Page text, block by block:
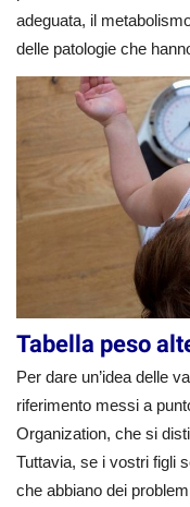
adeguata, il
delle patologie che
Tabella peso
Per dare un’idea delle
riferimento messi a
Organization, che si
Tuttavia, se i vostri figli
che abbiano dei